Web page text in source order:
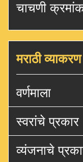
चाचणी
मराठी व्याकरण
वर्णमाला
स्वरांचे प्रकार
व्यंजनाचे